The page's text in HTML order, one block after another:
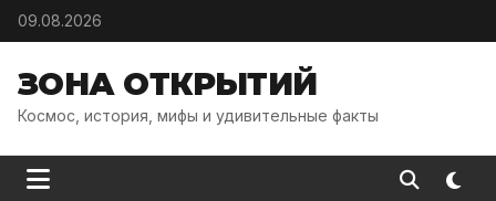
Skip to content
09.08.2026
ЗОНА ОТКРЫТИЙ
Космос, история, мифы и удивительные факты